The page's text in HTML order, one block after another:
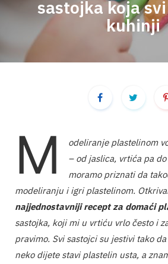
sastojka koja
kuhinji
M
odeliranje plastelinom
– od jaslica, vrtića pa
moramo priznati da
modeliranju i igri plastelinom.
najjednostavniji recept za domaći
sastojka, koji mi u vrtiću vrlo često i
pravimo. Svi sastojci su jestivi tako
neko dijete stavi plastelin usta, a